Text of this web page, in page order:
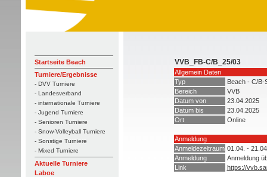
Startseite Beach
Turniere/Ergebnisse
- DVV Turniere
- Landesverband
- internationale Turniere
- Jugend Turniere
- Senioren Turniere
- Snow-Volleyball Turniere
- Sonstige Turniere
- Mixed Turniere
Aktuelle Turniere
Laboe
VVB_FB-C/B_25/03
Allgemein Daten
Typ
Beach - C/B-
Bereich
VVB
Datum von
23.04.2025
Datum bis
23.04.2025
Ort
Online
Anmeldung
Anmeldezeitraum 01.04. -
Anmeldung
Anmeldung
Link
https://